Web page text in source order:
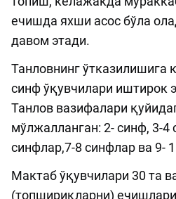
ечишда яхши асос бўла
давом этади.
Танловнинг ўтказилишига
синф ўқувчилари иштирок
Танлов вазифалари
мўлжалланган: 2- синф, 3-4
синфлар,7-8 синфлар ва 9-
Мактаб ўқувчилари 30 та
(топшириқларни)